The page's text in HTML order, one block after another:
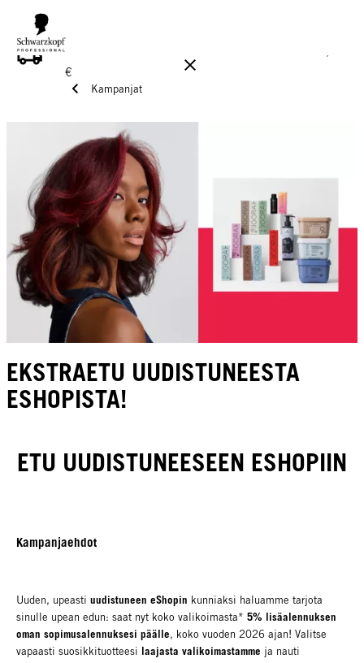
ILMAINEN TOIMITUS YLI 160 € TILAUKSIIN!
€
Kampanjat
EKSTRAETU UUDISTUNEESTA
ESHOPISTA!
ETU UUDISTUNEESEEN ESHOPIIN
Kampanjaehdot
Uuden, upeasti uudistuneen eShopin kunniaksi haluamme tarjota
sinulle upean edun: saat nyt koko valikoimasta* 5% lisäalennuksen
oman sopimusalennuksesi päälle, koko vuoden 2026 ajan! Valitse
vapaasti suosikkituotteesi laajasta valikoimastamme ja nauti